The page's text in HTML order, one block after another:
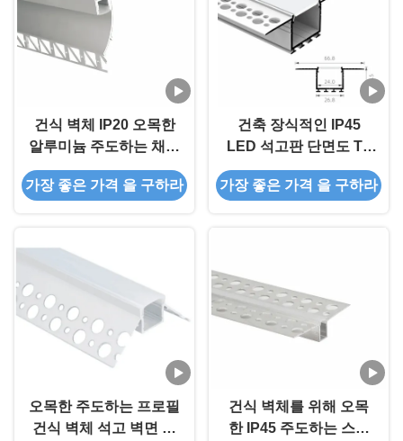
건식 벽체 IP20 오목한
알루미늄 주도하는 채널
은 T5 6063을 양극 처리
했습니다
가장 좋은 가격 을 구하라
건축 장식적인 IP45
LED 석고판 단면도 T5
6063는 석고 벽 단면도
를 지도했습니다
가장 좋은 가격 을 구하라
오목한 주도하는 프로필
건식 벽체 석고 벽면 모
건식 벽체를 위해 오목
한 IP45 주도하는 스트